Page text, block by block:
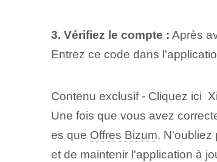
3. Vérifiez le compte : Après
Entrez ce code dans
Contenu exclusif - Cliquez ici
Une fois que vous avez
es que​ Offres Bizum. N'oubliez
‌et de maintenir l'application à